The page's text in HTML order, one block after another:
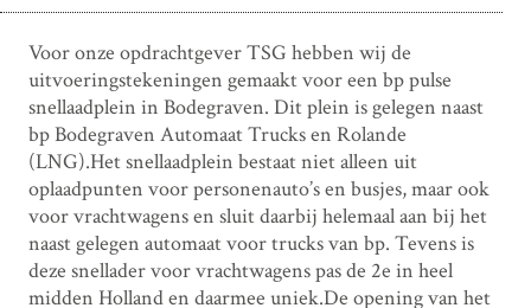
Voor onze opdrachtgever TSG hebben wij de
uitvoeringstekeningen gemaakt voor een bp pulse
snellaadplein in Bodegraven. Dit plein is gelegen naast
bp Bodegraven Automaat Trucks en Rolande
(LNG).Het snellaadplein bestaat niet alleen uit
oplaadpunten voor personenauto’s en busjes, maar ook
voor vrachtwagens en sluit daarbij helemaal aan bij het
naast gelegen automaat voor trucks van bp. Tevens is
deze snellader voor vrachtwagens pas de 2e in heel
midden Holland en daarmee uniek.De opening van het